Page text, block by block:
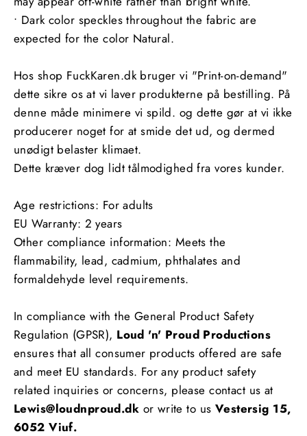
• Dark color speckles throughout the fabric are
expected for the color Natural.
Hos shop FuckKaren.dk bruger vi "Print-on-demand"
dette sikre os at vi laver produkterne på bestilling. På
denne måde minimere vi spild. og dette gør at vi ikke
producerer noget for at smide det ud, og dermed
unødigt belaster klimaet.
Dette kræver dog lidt tålmodighed fra vores kunder.
Age restrictions: For adults
EU Warranty: 2 years
Other compliance information: Meets the
flammability, lead, cadmium, phthalates and
formaldehyde level requirements.
In compliance with the General Product Safety
Regulation (GPSR), Loud 'n' Proud Productions
ensures that all consumer products offered are safe
and meet EU standards. For any product safety
related inquiries or concerns, please contact us at
Lewis@loudnproud.dk or write to us Vestersig 15,
6052 Viuf.